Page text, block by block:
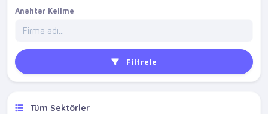
Anahtar Kelime
Filtrele
Tüm Sektörler